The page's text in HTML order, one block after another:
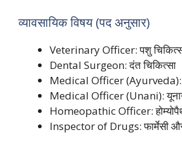
व्यावसायिक विषय (पद अनुसार)
Veterinary Officer: पशु चिकित्सा
Dental Surgeon: दंत चिकित्सा
Medical Officer (Ayurveda):
Medical Officer (Unani):
Homeopathic Officer:
Inspector of Drugs: फार्मेसी और